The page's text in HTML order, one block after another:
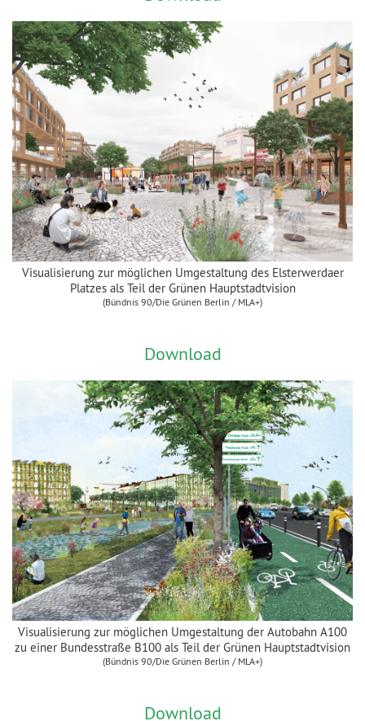
Visualisierung zur möglichen Umgestaltung des Elsterwerdaer
Platzes als Teil der Grünen Hauptstadtvision
(Bündnis 90/Die Grünen Berlin / MLA+)
Download
Visualisierung zur möglichen Umgestaltung der Autobahn A100
zu einer Bundesstraße B100 als Teil der Grünen Hauptstadtvision
(Bündnis 90/Die Grünen Berlin / MLA+)
Download